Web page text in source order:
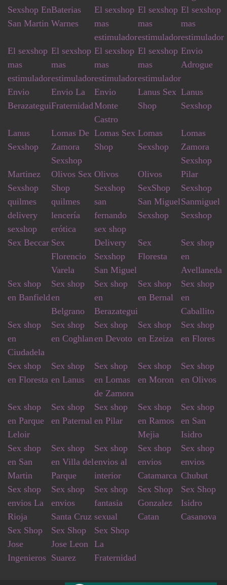
Sexshop En
San Martin
Baterias
Warnes
El sexshop
mas
estimulador
El sexshop
mas
estimulador
El sexshop
mas
estimulador
El sexshop
mas
estimulador
El sexshop
mas
estimulador
El sexshop
mas
estimulador
El sexshop
mas
estimulador
Envio
Adrogue
Envio
Berazategui
Envio La
Fraternidad
Envio
Monte
Castro
Lanus Sex
Shop
Lanus
Sexshop
Lanus
Sexshop
Lomas De
Zamora
Sexshop
Lomas Sex
Shop
Lomas
Sexshop
Lomas
Zamora
Sexshop
Martinez
Sexshop
Olivos Sex
Shop
Olivos
Sexshop
Olivos
SexShop
Pilar
Sexshop
quilmes
delivery
sexshop
quilmes
lencería
erótica
san
fernando
sex shop
San Miguel
Sexshop
Sanmiguel
Sexshop
Sex Beccar Sex
Florencio
Varela
Delivery
Sexshop
San Miguel
Sex
Floresta
Sex shop
en
Avellaneda
Sex shop
en Banfield
Sex shop
en
Belgrano
Sex shop
en
Berazategui
Sex shop
en Bernal
Sex shop
en
Caballito
Sex shop
en
Ciudadela
Sex shop
en Coghlan
Sex shop
en Devoto
Sex shop
en Ezeiza
Sex shop
en Flores
Sex shop
en Floresta
Sex shop
en Lanus
Sex shop
en Lomas
de Zamora
Sex shop
en Moron
Sex shop
en Olivos
Sex shop
en Parque
Leloir
Sex shop
en Paternal
Sex shop
en Pilar
Sex shop
en Ramos
Mejia
Sex shop
en San
Isidro
Sex shop
en San
Martin
Sex shop
en Villa del
Parque
Sex shop
envios al
interior
Sex shop
envios
Catamarca
Sex shop
envios
Chubut
Sex shop
envios La
Rioja
Sex shop
envios
Santa Cruz
Sex shop
fantasia
sexual
Sex Shop
Gonzalez
Catan
Sex Shop
Isidro
Casanova
Sex Shop
Jose
Ingenieros
Sex Shop
Jose Leon
Suarez
Sex Shop
La
Fraternidad